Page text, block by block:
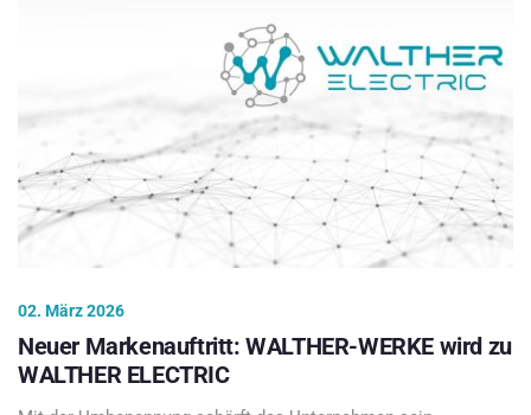
02. März 2026
Neuer Markenauftritt: WALTHER-WERKE wird zu
WALTHER ELECTRIC